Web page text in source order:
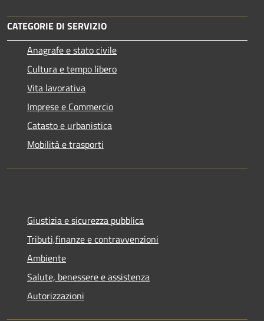
CATEGORIE DI SERVIZIO
Anagrafe e stato civile
Cultura e tempo libero
Vita lavorativa
Imprese e Commercio
Catasto e urbanistica
Mobilità e trasporti
Giustizia e sicurezza pubblica
Tributi,finanze e contravvenzioni
Ambiente
Salute, benessere e assistenza
Autorizzazioni